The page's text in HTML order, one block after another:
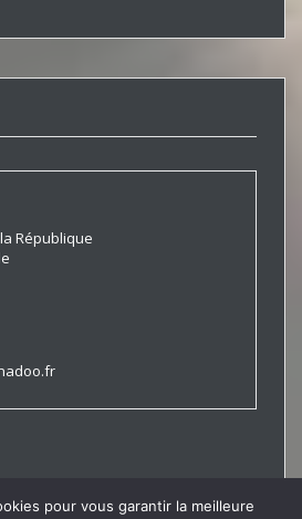
République
pour vous garantir la meilleure